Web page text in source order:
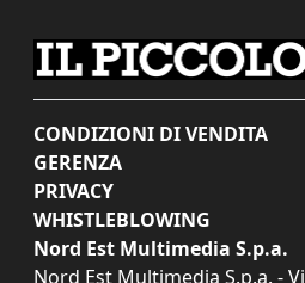
CONDIZIONI DI VENDITA
GERENZA
PRIVACY
WHISTLEBLOWING
Nord Est Multimedia S.p.a.
Nord Est Multimedia S.p.a. -